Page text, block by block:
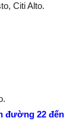
Citi Alto.
đường 22 đến